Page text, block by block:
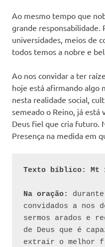
Ao mesmo tempo que
grande responsabilidade.
universidades, meios de
todos temos a nobre e
Ao nos convidar a ter
hoje está afirmando algo
nesta realidade social,
semeado o Reino, já está
Deus fiel que cria futuro.
Presença na medida em
Texto bíblico: Mt
Na oração:
convidados a
sermos arados e
de Deus que é
extrair o melhor